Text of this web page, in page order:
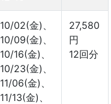
10/02(金)、
10/09(金)、
10/16(金)、
10/23(金)、
11/06(金)、
11/13(金)、
27,580
円
12回分